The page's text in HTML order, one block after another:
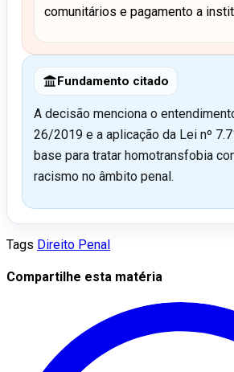
comunitários e pagamento a
Fundamento citado
A decisão menciona o
26/2019 e a aplicação da Lei nº
base para tratar homotransfobia
racismo no âmbito penal.
Tags Direito Penal
Compartilhe esta matéria